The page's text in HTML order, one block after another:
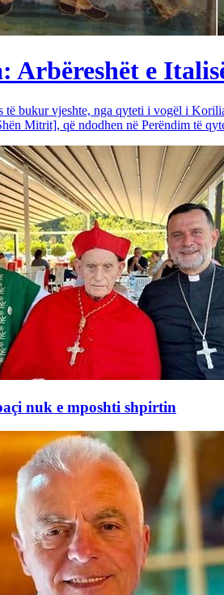
Arbëreshët e
të bukur vjeshte, nga qyteti i vogël i
Mitrit], që ndodhen në Perëndim të
nuk e mposhti shpirtin